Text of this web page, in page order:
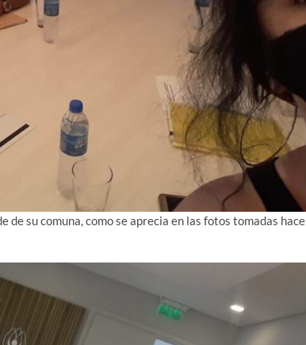
de su comuna, como se aprecia en las fotos tomadas hace